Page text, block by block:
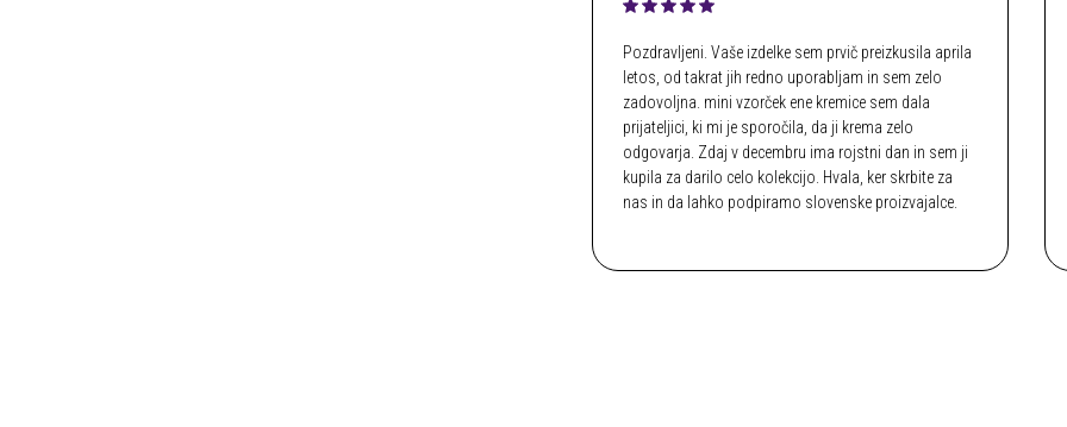
Pozdravljeni. Vaše izdelke sem prvič preizkusila aprila
letos, od takrat jih redno uporabljam in sem zelo
zadovoljna. mini vzorček ene kremice sem dala
prijateljici, ki mi je sporočila, da ji krema zelo
odgovarja. Zdaj v decembru ima rojstni dan in sem ji
kupila za darilo celo kolekcijo. Hvala, ker skrbite za
nas in da lahko podpiramo slovenske proizvajalce.